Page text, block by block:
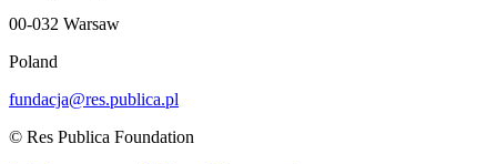
00-032 Warsaw
Poland
fundacja@res.publica.pl
© Res Publica Foundation